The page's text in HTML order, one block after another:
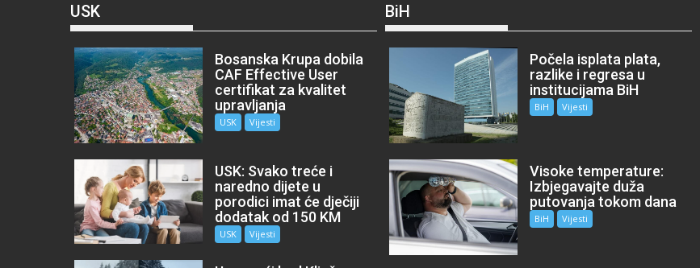
USK
Bosanska Krupa dobila
CAF Effective User
certifikat za kvalitet
upravljanja
USK Vijesti
USK: Svako treće i
naredno dijete u
porodici imat će dječiji
dodatak od 150 KM
USK Vijesti
BiH
Počela isplata plata,
razlike i regresa u
institucijama BiH
BiH Vijesti
Visoke temperature:
Izbjegavajte duža
putovanja tokom dana
BiH Vijesti